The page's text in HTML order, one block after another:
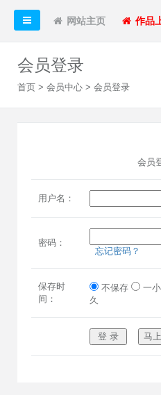
网站主页 作品
会员登录
首页 > 会员中心 > 会员登录
会员
用户名：
密码：
忘记密码？
保存时
间：
不保存 一
久